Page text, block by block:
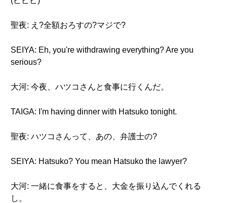
聖夜: え?全額おろすの?マジで?
SEIYA: Eh, you're withdrawing everything? Are you
serious?
大河: 今夜、ハツコさんと食事に行くんだ。
TAIGA: I'm having dinner with Hatsuko tonight.
聖夜: ハツコさんって、あの、弁護士の?
SEIYA: Hatsuko? You mean Hatsuko the lawyer?
大河: 一緒に食事をすると、大金を振り込んでくれる
し。